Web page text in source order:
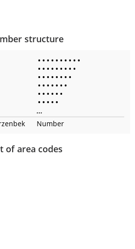
structure
• • • • • • • • • •
• • • • • • • • •
• • • • • • • •
• • • • • • •
• • • • • •
• • • • •
...
Number
of area codes